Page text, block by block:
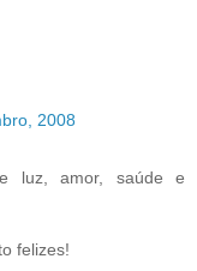
2008
luz, amor, saúde e
felizes!